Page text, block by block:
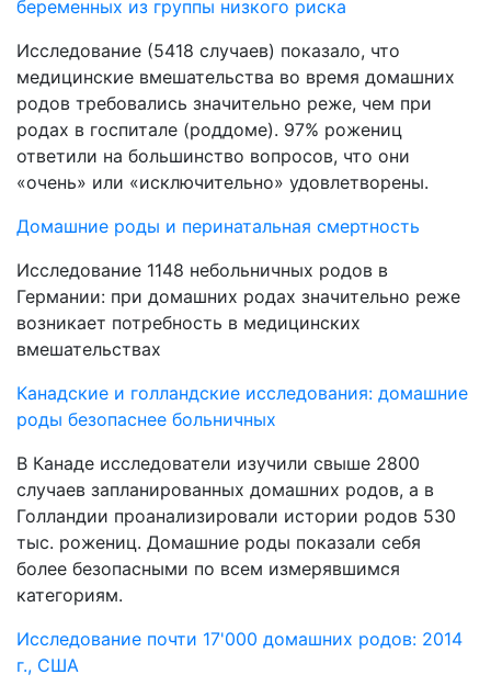
беременных из группы низкого риска
Исследование (5418 случаев) показало, что
медицинские вмешательства во время домашних
родов требовались значительно реже, чем при
родах в госпитале (роддоме). 97% рожениц
ответили на большинство вопросов, что они
«очень» или «исключительно» удовлетворены.
Домашние роды и перинатальная смертность
Исследование 1148 небольничных родов в
Германии: при домашних родах значительно реже
возникает потребность в медицинских
вмешательствах
Канадские и голландские исследования: домашние
роды безопаснее больничных
В Канаде исследователи изучили свыше 2800
случаев запланированных домашних родов, а в
Голландии проанализировали истории родов 530
тыс. рожениц. Домашние роды показали себя
более безопасными по всем измерявшимся
категориям.
Исследование почти 17'000 домашних родов: 2014
г., США